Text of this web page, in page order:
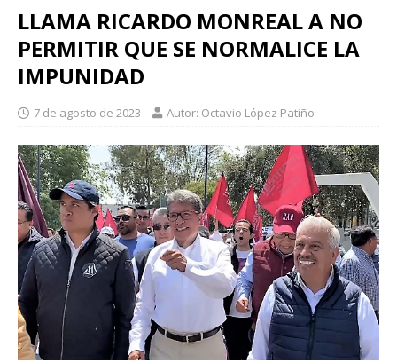
LLAMA RICARDO MONREAL A NO
PERMITIR QUE SE NORMALICE LA
IMPUNIDAD
7 de agosto de 2023 Autor: Octavio López Patiño